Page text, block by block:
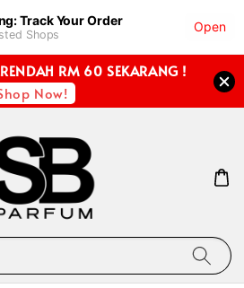
Track Your Order
Shops
Open
RM 60 SEKARANG !
Now!